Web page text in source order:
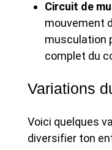
Circuit de
mouvement
musculation
complet du
Variations
Voici quelques
diversifier ton